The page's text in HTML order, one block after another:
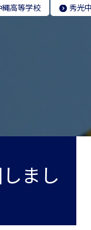
縄高等学校 秀光
まし